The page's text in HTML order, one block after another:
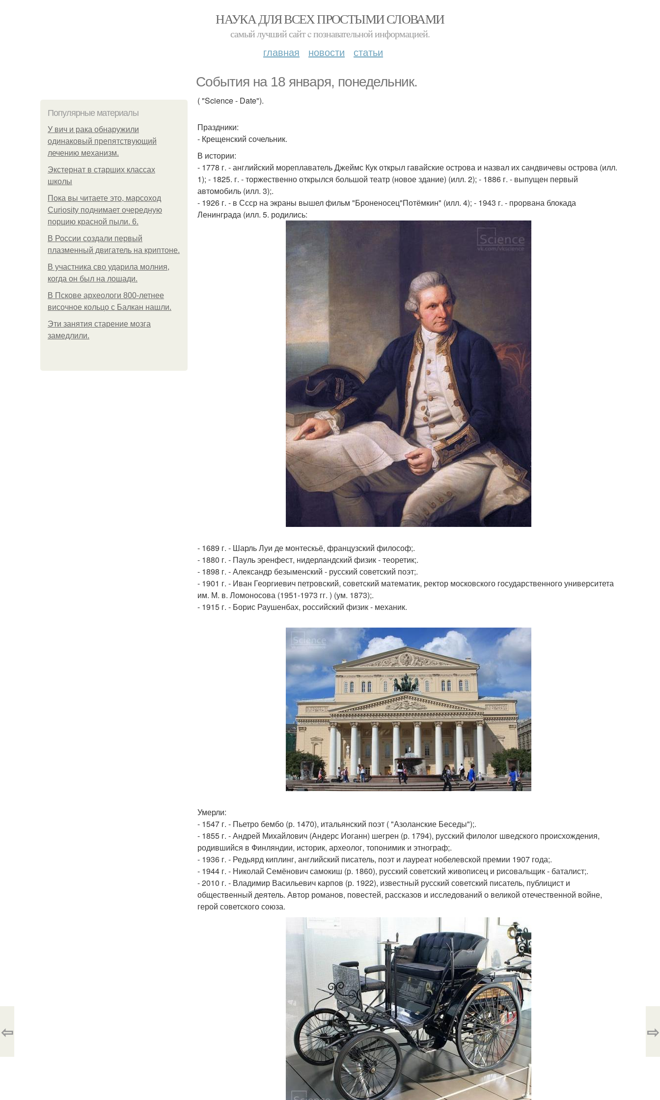
НАУКА ДЛЯ ВСЕХ ПРОСТЫМИ СЛОВАМИ
самый лучший сайт c познавательной информацией.
главная новости статьи
События на 18 января, понедельник.
Популярные материалы
У вич и рака обнаружили
одинаковый препятствующий
лечению механизм.
Экстернат в старших классах
школы
Пока вы читаете это, марсоход
Curiosity поднимает очередную
порцию красной пыли. 6.
В России создали первый
плазменный двигатель на криптоне.
В участника сво ударила молния,
когда он был на лошади.
В Пскове археологи 800-летнее
височное кольцо с Балкан нашли.
Эти занятия старение мозга
замедлили.
( "Science - Date").
Праздники:
- Крещенский сочельник.
В истории:
- 1778 г. - английский мореплаватель Джеймс Кук открыл гавайские острова и назвал их сандвичевы острова (илл.
1); - 1825. г. - торжественно открылся большой театр (новое здание) (илл. 2); - 1886 г. - выпущен первый
автомобиль (илл. 3);.
- 1926 г. - в Ссср на экраны вышел фильм "Броненосец"Потёмкин" (илл. 4); - 1943 г. - прорвана блокада
Ленинграда (илл. 5. родились:
- 1689 г. - Шарль Луи де монтескьё, французский философ;.
- 1880 г. - Пауль эренфест, нидерландский физик - теоретик;.
- 1898 г. - Александр безыменский - русский советский поэт;.
- 1901 г. - Иван Георгиевич петровский, советский математик, ректор московского государственного университета
им. М. в. Ломоносова (1951-1973 гг. ) (ум. 1873);.
- 1915 г. - Борис Раушенбах, российский физик - механик.
Умерли:
- 1547 г. - Пьетро бембо (р. 1470), итальянский поэт ( "Азоланские Беседы");.
- 1855 г. - Андрей Михайлович (Андерс Иоганн) шегрен (р. 1794), русский филолог шведского происхождения,
родившийся в Финляндии, историк, археолог, топонимик и этнограф;.
- 1936 г. - Редьярд киплинг, английский писатель, поэт и лауреат нобелевской премии 1907 года;.
- 1944 г. - Николай Семёнович самокиш (р. 1860), русский советский живописец и рисовальщик - баталист;.
- 2010 г. - Владимир Васильевич карпов (р. 1922), известный русский советский писатель, публицист и
общественный деятель. Автор романов, повестей, рассказов и исследований о великой отечественной войне,
герой советского союза.
⇦ ⇨